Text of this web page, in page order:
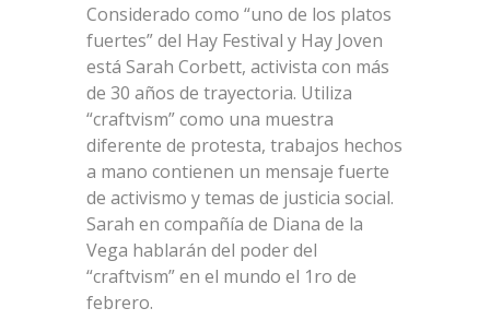
Considerado como “uno de los platos
fuertes” del Hay Festival y Hay Joven
está Sarah Corbett, activista con más
de 30 años de trayectoria. Utiliza
“craftvism” como una muestra
diferente de protesta, trabajos hechos
a mano contienen un mensaje fuerte
de activismo y temas de justicia social.
Sarah en compañía de Diana de la
Vega hablarán del poder del
“craftvism” en el mundo el 1ro de
febrero.